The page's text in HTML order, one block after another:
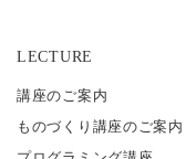
LECTURE
講座のご案内
ものづくり講座のご案内